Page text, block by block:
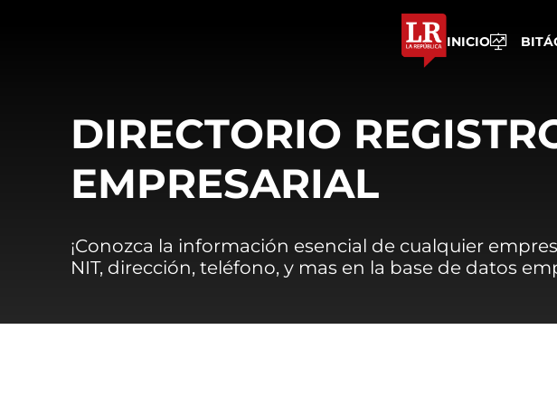
INICIO
DIRECTORIO
EMPRESARIAL
¡Conozca la información esencial de cualquier
NIT, dirección, teléfono, y mas en la base de datos